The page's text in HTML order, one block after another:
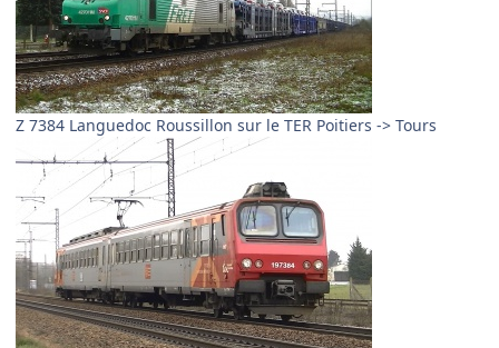
Z 7384 Languedoc Roussillon sur le TER Poitiers -> Tours